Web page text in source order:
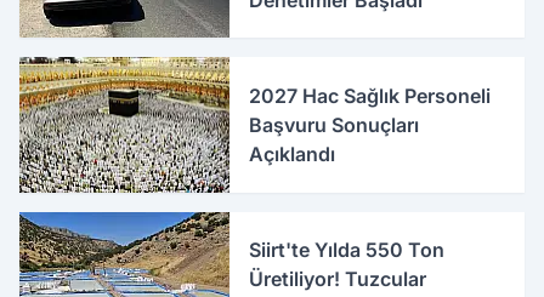
2027 Hac Sağlık Personeli
Başvuru Sonuçları
Açıklandı
Siirt'te Yılda 550 Ton
Üretiliyor! Tuzcular